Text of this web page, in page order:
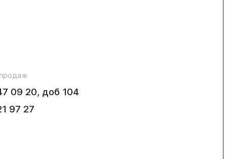
09 20, доб 104
97 27